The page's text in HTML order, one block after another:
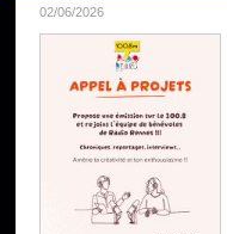
02/06/2026